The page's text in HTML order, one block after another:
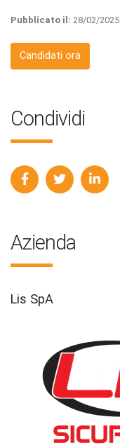
Pubblicato il: 28/02/2025
Candidati ora
Condividi
Azienda
Lis SpA